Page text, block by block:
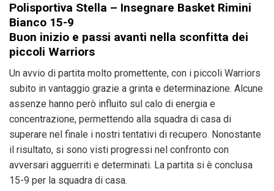
Polisportiva Stella – Insegnare Basket Rimini
Bianco 15-9
Buon inizio e passi avanti nella sconfitta dei
piccoli Warriors
Un avvio di partita molto promettente, con i piccoli Warriors
subito in vantaggio grazie a grinta e determinazione. Alcune
assenze hanno però influito sul calo di energia e
concentrazione, permettendo alla squadra di casa di
superare nel finale i nostri tentativi di recupero. Nonostante
il risultato, si sono visti progressi nel confronto con
avversari agguerriti e determinati. La partita si è conclusa
15-9 per la squadra di casa.